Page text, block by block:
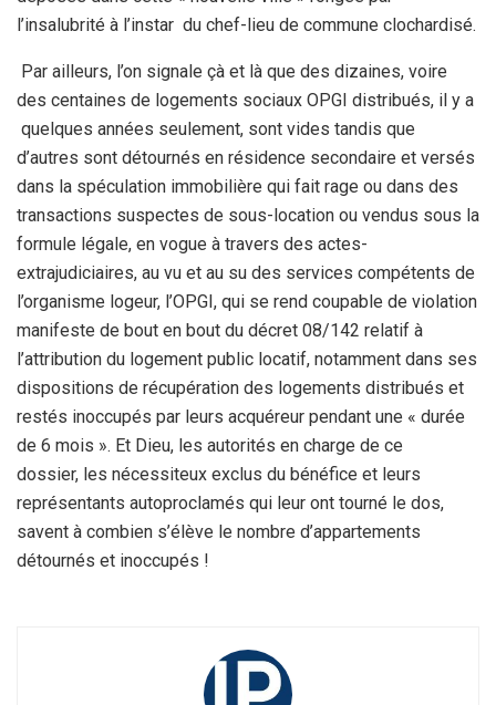
l’insalubrité à l’instar du chef-lieu de commune clochardisé.
Par ailleurs, l’on signale çà et là que des dizaines, voire
des centaines de logements sociaux OPGI distribués, il y a
quelques années seulement, sont vides tandis que
d’autres sont détournés en résidence secondaire et versés
dans la spéculation immobilière qui fait rage ou dans des
transactions suspectes de sous-location ou vendus sous la
formule légale, en vogue à travers des actes-
extrajudiciaires, au vu et au su des services compétents de
l’organisme logeur, l’OPGI, qui se rend coupable de violation
manifeste de bout en bout du décret 08/142 relatif à
l’attribution du logement public locatif, notamment dans ses
dispositions de récupération des logements distribués et
restés inoccupés par leurs acquéreur pendant une « durée
de 6 mois ». Et Dieu, les autorités en charge de ce
dossier, les nécessiteux exclus du bénéfice et leurs
représentants autoproclamés qui leur ont tourné le dos,
savent à combien s’élève le nombre d’appartements
détournés et inoccupés !